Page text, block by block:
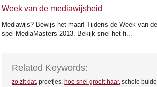
Week van de mediawijsheid
Mediawijs? Bewijs het maar! Tijdens de Week van
spel MediaMasters 2013. Bekijk snel het fi...
Related Keywords:
zo zit dat, proefjes, hoe snel groeit haar, schele